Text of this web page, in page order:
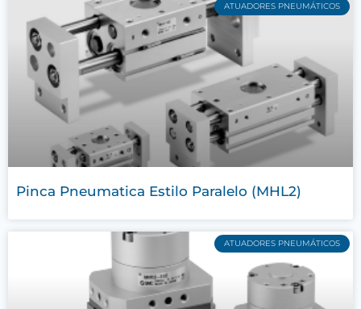
ATUADORES PNEUMÁTICOS
Pinca Pneumatica Estilo Paralelo (MHL2)
ATUADORES PNEUMÁTICOS